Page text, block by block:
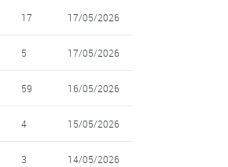
17 17/05/2026
5 17/05/2026
59 16/05/2026
4 15/05/2026
3 14/05/2026